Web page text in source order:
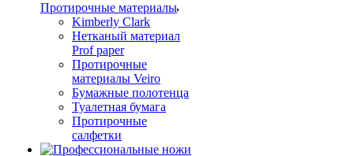
Протирочные материалы
Kimberly Clark
Нетканый материал
Prof paper
Протирочные
материалы Veiro
Бумажные полотенца
Туалетная бумага
Протирочные
салфетки